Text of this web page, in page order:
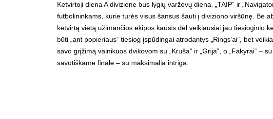
Ketvirtoji diena A divizione bus lygių varžovų diena. „TAIP” ir
futbolininkams, kurie turės visus šansus šauti į diviziono viršūnę. Be
ketvirtą vietą užimančios ekipos kausis dėl veikiausiai jau tiesioginio
būti „ant popieriaus“ tiesiog įspūdingai atrodantys „Rings‘ai”, bet
savo grįžimą vainikuos dvikovom su „Kruša” ir „Grija”, o „Fakyrai” –
savotiškame finale – su maksimalia intriga.
2008